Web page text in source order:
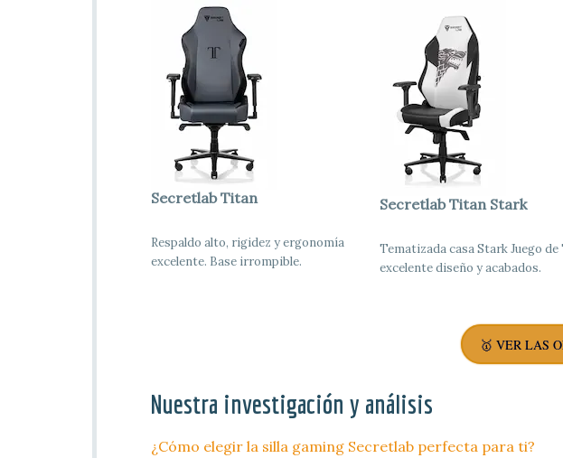
Secretlab Titan
Respaldo alto, rigidez y ergonomía
excelente. Base irrompible.
Secretlab Titan Stark
Tematizada casa Stark Juego
excelente diseño y acabados.
🥇 VER LAS
Nuestra investigación y análisis
¿Cómo elegir la silla gaming Secretlab perfecta para ti?